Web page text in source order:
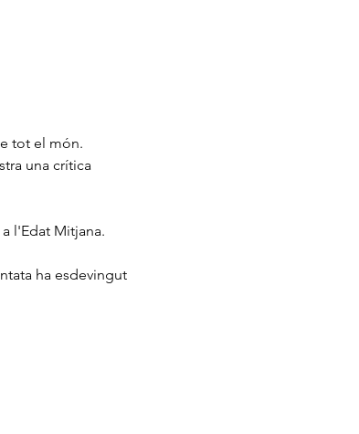
una crítica
l'Edat Mitjana.
ha esdevingut